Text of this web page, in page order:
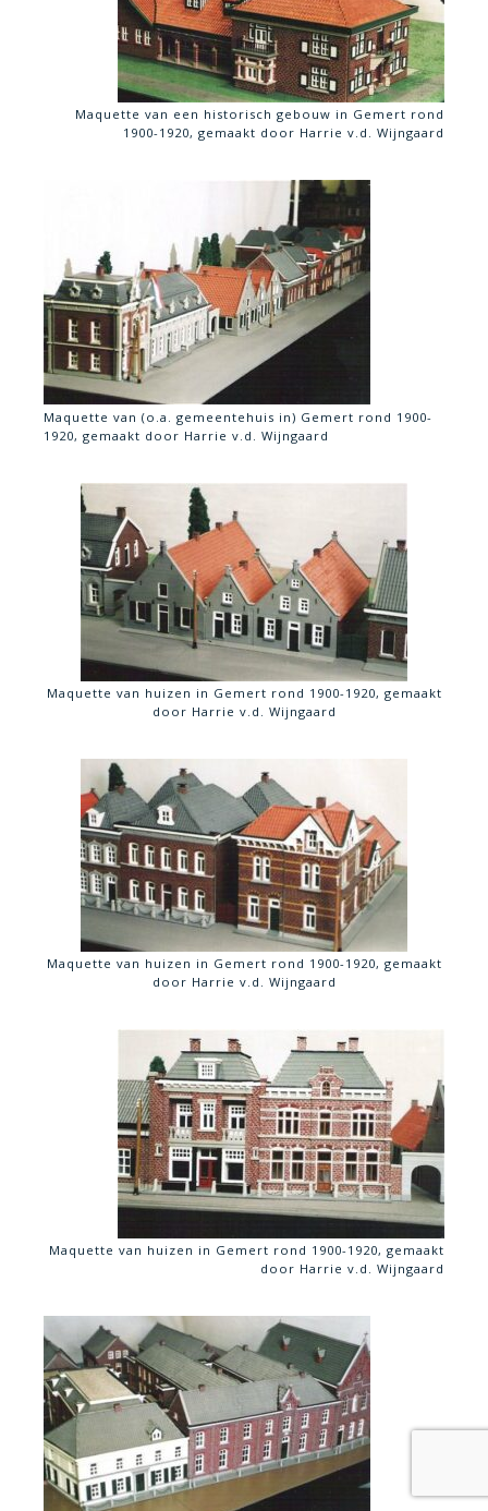
Maquette van een historisch gebouw in Gemert rond
1900-1920, gemaakt door Harrie v.d. Wijngaard
Maquette van (o.a. gemeentehuis in) Gemert rond 1900-
1920, gemaakt door Harrie v.d. Wijngaard
Maquette van huizen in Gemert rond 1900-1920, gemaakt
door Harrie v.d. Wijngaard
Maquette van huizen in Gemert rond 1900-1920, gemaakt
door Harrie v.d. Wijngaard
Maquette van huizen in Gemert rond 1900-1920, gemaakt
door Harrie v.d. Wijngaard